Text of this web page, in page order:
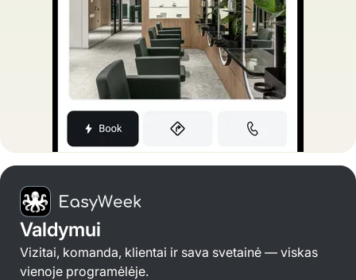
Valdymui
Vizitai, komanda, klientai ir sava svetainė — viskas
vienoje programėlėje.